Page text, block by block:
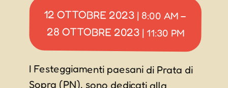
12 OTTOBRE 2023 | 8:00 AM–
28 OTTOBRE 2023 | 11:30 PM
I Festeggiamenti paesani di Prata di
Sopra (PN), sono dedicati alla
castagna. Qui per ben due settimane
si potranno mangiare carni alla
griglia, baccalà, trippe, spiedo,
gnocchi con anatra, funghi e ragù,
formaggi e salumi, ovviamente
accompagnati dalle buonissime